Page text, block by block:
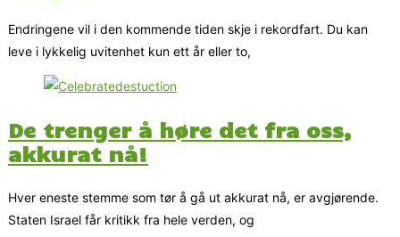
Endringene vil i den kommende tiden skje i rekordfart. Du kan
leve i lykkelig uvitenhet kun ett år eller to,
De trenger å høre det fra oss,
akkurat nå!
Hver eneste stemme som tør å gå ut akkurat nå, er avgjørende.
Staten Israel får kritikk fra hele verden, og